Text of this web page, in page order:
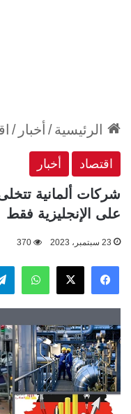
الرئيسية/ أخبار /
اقتصاد أخبار
شركات ألمانية
على الإنجليزية فقط
23 سبتمبر، 2023 370
فيسبوك
‫X